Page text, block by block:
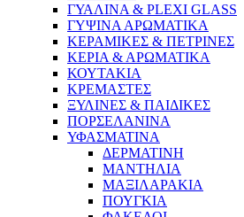
ΓΥΑΛΙΝΑ & PLEXI GLASS
ΓΥΨΙΝΑ ΑΡΩΜΑΤΙΚΑ
ΚΕΡΑΜΙΚΕΣ & ΠΕΤΡΙΝΕΣ
ΚΕΡΙΑ & ΑΡΩΜΑΤΙΚΑ
ΚΟΥΤΑΚΙΑ
ΚΡΕΜΑΣΤΕΣ
ΞΥΛΙΝΕΣ & ΠΑΙΔΙΚΕΣ
ΠΟΡΣΕΛΑΝΙΝΑ
ΥΦΑΣΜΑΤΙΝA
ΔΕΡΜΑΤΙΝΗ
ΜΑΝΤΗΛΙΑ
ΜΑΞΙΛΑΡΑΚΙΑ
ΠΟΥΓΚΙΑ